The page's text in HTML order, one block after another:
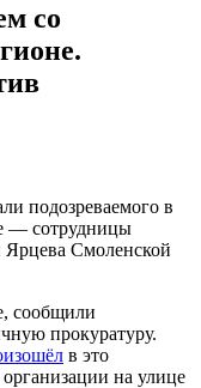
со
подозреваемого в
— сотрудницы
Ярцева Смоленской
сообщили
прокуратуру.
в это
на улице